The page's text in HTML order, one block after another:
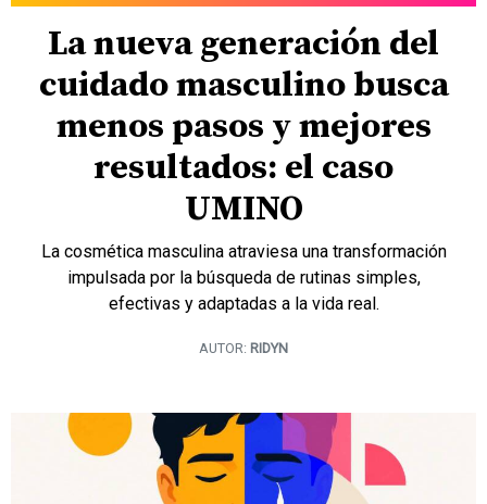
La nueva generación del
cuidado masculino busca
menos pasos y mejores
resultados: el caso
UMINO
La cosmética masculina atraviesa una transformación
impulsada por la búsqueda de rutinas simples,
efectivas y adaptadas a la vida real.
AUTOR: RIDYN